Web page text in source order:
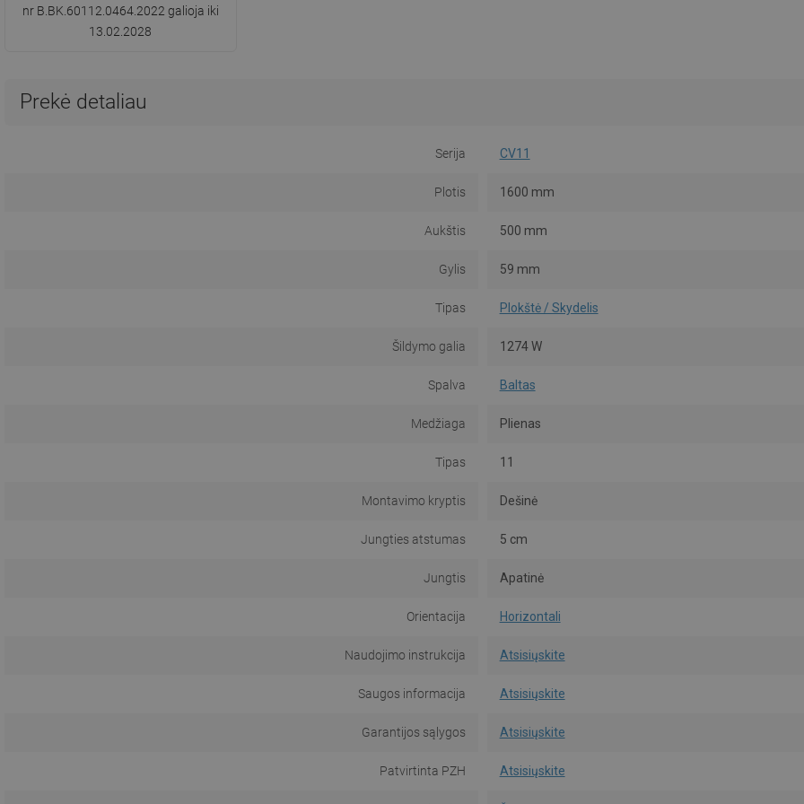
nr B.BK.60112.0464.2022 galioja iki
13.02.2028
Prekė detaliau
Serija CV11
Plotis 1600 mm
Aukštis 500 mm
Gylis 59 mm
Tipas Plokštė / Skydelis
Šildymo galia 1274 W
Spalva Baltas
Medžiaga Plienas
Tipas 11
Montavimo kryptis Dešinė
Jungties atstumas 5 cm
Jungtis Apatinė
Orientacija Horizontali
Naudojimo instrukcija Atsisiųskite
Saugos informacija Atsisiųskite
Garantijos sąlygos Atsisiųskite
Patvirtinta PZH Atsisiųskite